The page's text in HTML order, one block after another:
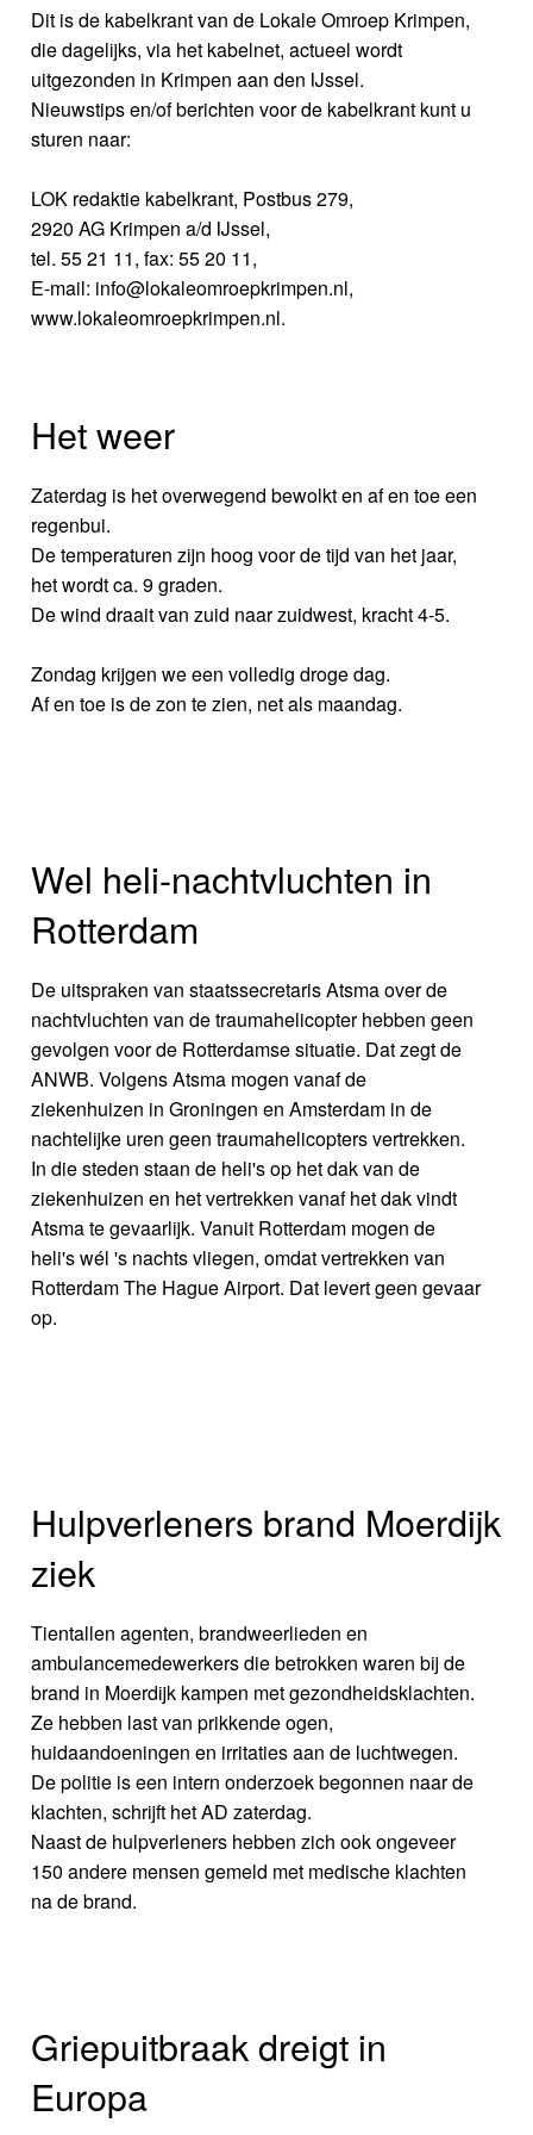
Dit is de kabelkrant van de Lokale Omroep Krimpen,
die dagelijks, via het kabelnet, actueel wordt
uitgezonden in Krimpen aan den IJssel.
Nieuwstips en/of berichten voor de kabelkrant kunt u
sturen naar:
LOK redaktie kabelkrant, Postbus 279,
2920 AG Krimpen a/d IJssel,
tel. 55 21 11, fax: 55 20 11,
E-mail: info@lokaleomroepkrimpen.nl,
www.lokaleomroepkrimpen.nl.
Het weer
Zaterdag is het overwegend bewolkt en af en toe een
regenbui.
De temperaturen zijn hoog voor de tijd van het jaar,
het wordt ca. 9 graden.
De wind draait van zuid naar zuidwest, kracht 4-5.
Zondag krijgen we een volledig droge dag.
Af en toe is de zon te zien, net als maandag.
Wel heli-nachtvluchten in
Rotterdam
De uitspraken van staatssecretaris Atsma over de
nachtvluchten van de traumahelicopter hebben geen
gevolgen voor de Rotterdamse situatie. Dat zegt de
ANWB. Volgens Atsma mogen vanaf de
ziekenhuizen in Groningen en Amsterdam in de
nachtelijke uren geen traumahelicopters vertrekken.
In die steden staan de heli's op het dak van de
ziekenhuizen en het vertrekken vanaf het dak vindt
Atsma te gevaarlijk. Vanuit Rotterdam mogen de
heli's wél 's nachts vliegen, omdat vertrekken van
Rotterdam The Hague Airport. Dat levert geen gevaar
op.
Hulpverleners brand Moerdijk
ziek
Tientallen agenten, brandweerlieden en
ambulancemedewerkers die betrokken waren bij de
brand in Moerdijk kampen met gezondheidsklachten.
Ze hebben last van prikkende ogen,
huidaandoeningen en irritaties aan de luchtwegen.
De politie is een intern onderzoek begonnen naar de
klachten, schrijft het AD zaterdag.
Naast de hulpverleners hebben zich ook ongeveer
150 andere mensen gemeld met medische klachten
na de brand.
Griepuitbraak dreigt in
Europa